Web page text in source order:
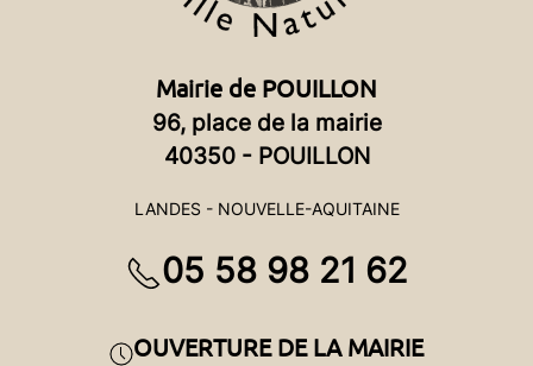
Mairie de POUILLON
96, place de la mairie
40350 - POUILLON
LANDES - NOUVELLE-AQUITAINE
05 58 98 21 62
OUVERTURE DE LA MAIRIE